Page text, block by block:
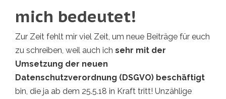
mich bedeutet!
Zur Zeit fehlt mir viel Zeit, um neue Beiträge für euch
zu schreiben, weil auch ich sehr mit der
Umsetzung der neuen
Datenschutzverordnung (DSGVO) beschäftigt
bin, die ja ab dem 25.5.18 in Kraft tritt! Unzählige